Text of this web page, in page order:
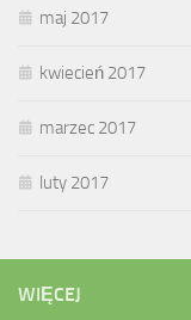
maj 2017
kwiecień 2017
marzec 2017
luty 2017
WIĘCEJ